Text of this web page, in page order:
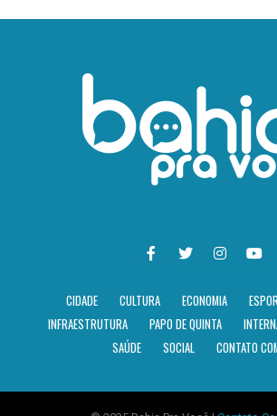
CIDADE CULTURA ECONOMIA
INFRAESTRUTURA
PAPO DE QUINTA
SAÚDE
SOCIAL CONTATO